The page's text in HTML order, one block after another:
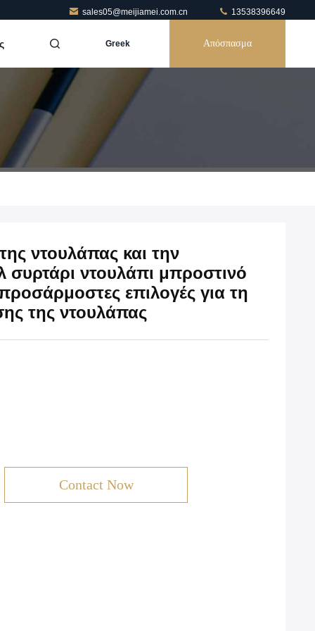
sales05@meijiamei.com.cn 13538396649
Greek Απόσπασμα
ντουλάπας και την
ντουλάπι μπροστινό
επιλογές για τη
της ντουλάπας
Contact Now